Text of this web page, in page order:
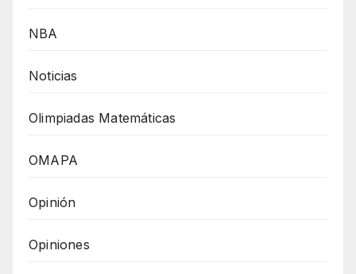
NBA
Noticias
Olimpiadas Matemáticas
OMAPA
Opinión
Opiniones